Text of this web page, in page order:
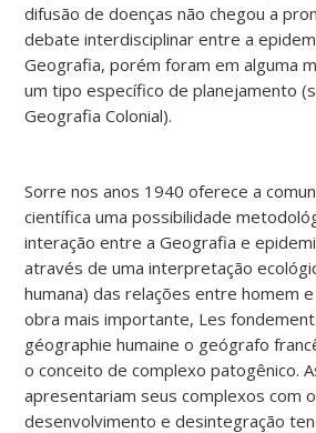
difusão de doenças não chegou a
debate interdisciplinar entre a
Geografia, porém foram em alguma
um tipo específico de planejamento
Geografia Colonial).
Sorre nos anos 1940 oferece a
científica uma possibilidade
interação entre a Geografia e
através de uma interpretação
humana) das relações entre homem
obra mais importante, Les
géographie humaine o geógrafo
o conceito de complexo patogênico.
apresentariam seus complexos com
desenvolvimento e desintegração